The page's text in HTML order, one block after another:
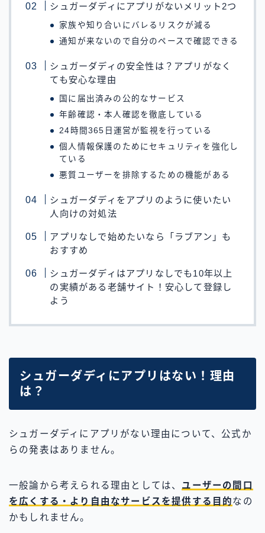
シュガーダディにアプリがないメリット2つ
家族や知り合いにバレるリスクが減る
通知が来ないので自分のペースで確認できる
シュガーダディの安全性は？アプリがなく
ても安心な理由
国に届出済みの公的なサービス
年齢確認・本人確認を徹底している
24時間365日運営が監視を行っている
個人情報保護のためにセキュリティを強化し
ている
悪質ユーザーを排除するための機能がある
シュガーダディをアプリのように使いたい
人向けの対処法
アプリなしで始めたいなら「ラブアン」も
おすすめ
シュガーダディはアプリなしでも10年以上
の実績がある老舗サイト！安心して登録し
よう
シュガーダディにアプリはない！理由
は？
シュガーダディにアプリがない理由について、公式か
らの発表はありません。
一般論から考えられる理由としては、 ユーザーの間口
を広くする・より自由なサービスを提供する目的なの
かもしれません。